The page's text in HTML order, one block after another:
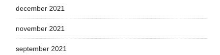
december 2021
november 2021
september 2021